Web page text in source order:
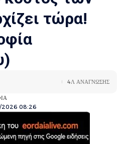
τώρα!
2026 08:26
4Λ ΑΝΑΓΝΩΣΗΣ